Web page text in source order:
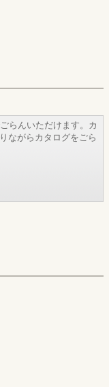
らんいただけます。カ
ながらカタログをごら